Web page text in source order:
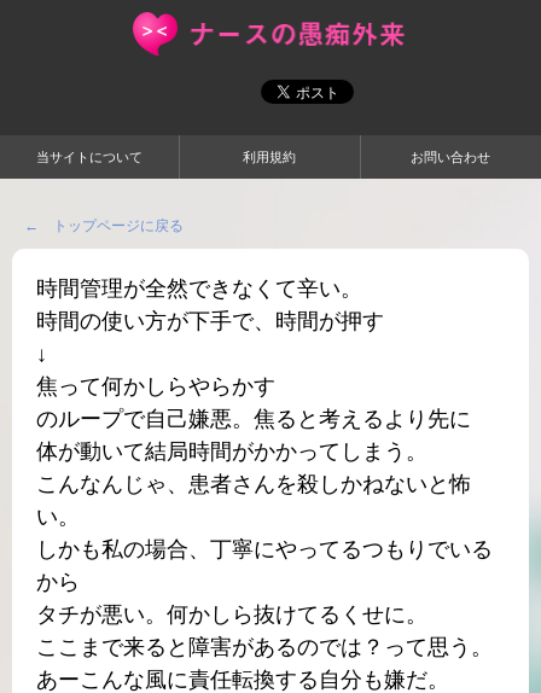
当サイトについて 利用規約 お問い合わせ
← トップページに戻る
時間管理が全然できなくて辛い。
時間の使い方が下手で、時間が押す
↓
焦って何かしらやらかす
のループで自己嫌悪。焦ると考えるより先に
体が動いて結局時間がかかってしまう。
こんなんじゃ、患者さんを殺しかねないと怖
い。
しかも私の場合、丁寧にやってるつもりでいる
から
タチが悪い。何かしら抜けてるくせに。
ここまで来ると障害があるのでは？って思う。
あーこんな風に責任転換する自分も嫌だ。